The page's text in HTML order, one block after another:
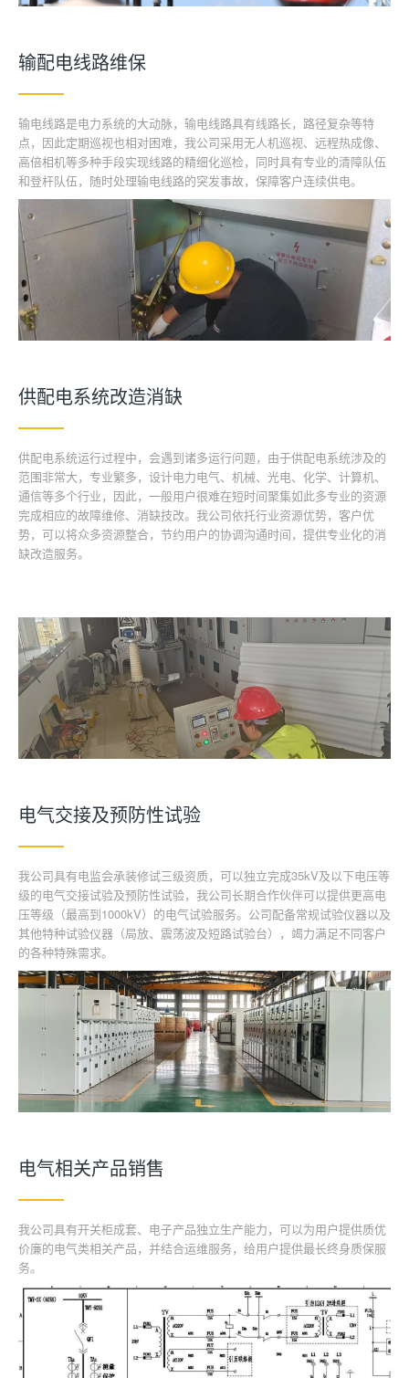
输配电线路维保
输电线路是电力系统的大动脉，输电线路具有线路长，路径复杂等特
点，因此定期巡视也相对困难，我公司采用无人机巡视、远程热成像、
高倍相机等多种手段实现线路的精细化巡检，同时具有专业的清障队伍
和登杆队伍，随时处理输电线路的突发事故，保障客户连续供电。
供配电系统改造消缺
供配电系统运行过程中，会遇到诸多运行问题，由于供配电系统涉及的
范围非常大，专业繁多，设计电力电气、机械、光电、化学、计算机、
通信等多个行业，因此，一般用户很难在短时间聚集如此多专业的资源
完成相应的故障维修、消缺技改。我公司依托行业资源优势，客户优
势，可以将众多资源整合，节约用户的协调沟通时间，提供专业化的消
缺改造服务。
电气交接及预防性试验
我公司具有电监会承装修试三级资质，可以独立完成35kV及以下电压等
级的电气交接试验及预防性试验，我公司长期合作伙伴可以提供更高电
压等级（最高到1000kV）的电气试验服务。公司配备常规试验仪器以及
其他特种试验仪器（局放、震荡波及短路试验台），竭力满足不同客户
的各种特殊需求。
电气相关产品销售
我公司具有开关柜成套、电子产品独立生产能力，可以为用户提供质优
价廉的电气类相关产品，并结合运维服务，给用户提供最长终身质保服
务。